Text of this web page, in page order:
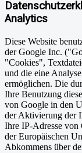
Analytics
Diese Website
der Google Inc.
"Cookies",
und die eine
ermöglichen. Die
Ihre Benutzung
von Google in den
der Aktivierung der
Ihre IP-Adresse von
der Europäischen
Abkommens über